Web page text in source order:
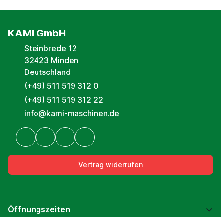
KAMI GmbH
Steinbrede 12
32423 Minden
Deutschland
(+49) 511 519 312 0
(+49) 511 519 312 22
info@kami-maschinen.de
Vertrag widerrufen
Öffnungszeiten